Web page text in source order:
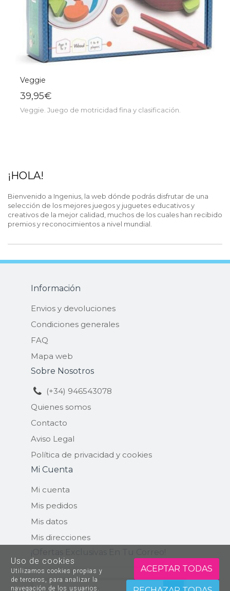
Veggie
39,95€
Veggie. Juego de motricidad fina y clasificación.
¡HOLA!
Bienvenido a Ingenius, la web dónde podrás disfrutar de una
selección de los mejores juegos y juguetes educativos y
creativos de la mejor calidad, muchos de los cuales han recibido
premios y reconocimientos a nivel mundial.
Información
Envios y devoluciones
Condiciones generales
FAQ
Mapa web
Sobre Nosotros
(+34) 946543078
Quienes somos
Contacto
Aviso Legal
Política de privacidad y cookies
Mi Cuenta
Mi cuenta
Mis pedidos
Mis datos
Mis direcciones
Uso de cookies
Utilizamos cookies propias y
de terceros, para analizar la
navegación de los usuarios.
ACEPTAR TODAS